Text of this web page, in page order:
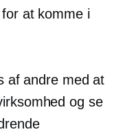
at komme i
af andre med at
og se